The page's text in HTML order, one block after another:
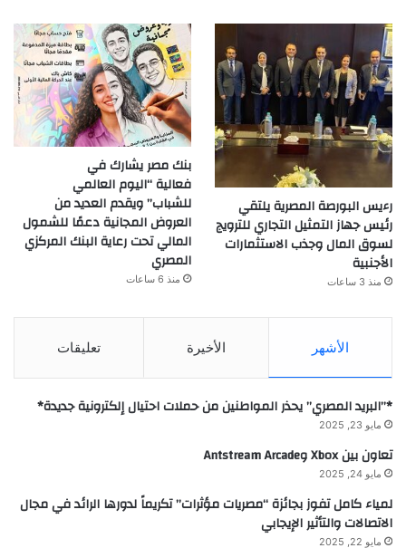
رءيس البورصة المصرية يلتقي
رئيس جهاز التمثيل التجاري للترويج
لسوق المال وجذب الاستثمارات
الأجنبية
منذ 3 ساعات
بنك مصر يشارك في
فعالية “اليوم العالمي
للشباب” ويقدم العديد من
العروض المجانية دعمًا للشمول
المالي تحت رعاية البنك المركزي
المصري
منذ 6 ساعات
الأشهر الأخيرة تعليقات
*”البريد المصري” يحذر المواطنين من حملات احتيال إلكترونية جديدة*
مايو 23, 2025
تعاون بين Xbox وAntstream Arcade
مايو 24, 2025
لمياء كامل تفوز بجائزة “مصريات مؤثرات” تكريماً لدورها الرائد في مجال
الاتصالات والتأثير الإيجابي
مايو 22, 2025